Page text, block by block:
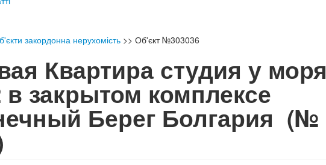
закордонна нерухомість >> Об'єкт №303036
Квартира студия у моря
в закрытом комплексе
Берег Болгария (№